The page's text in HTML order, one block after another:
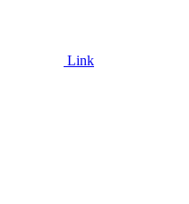
Link